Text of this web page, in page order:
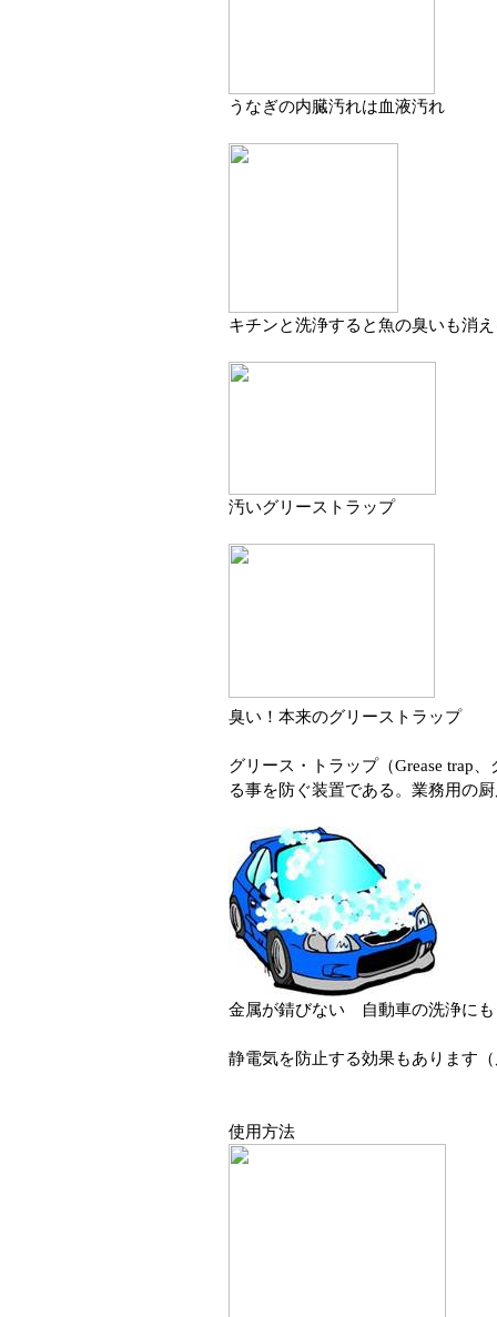
うなぎの内臓汚れは血液汚れ
キチンと洗浄すると魚の臭いも消
汚いグリーストラップ
臭い！本来のグリーストラップ
グリース・トラップ（Grease trap
る事を防ぐ装置である。業務用の
金属が錆びない 自動車の洗浄にも
静電気を防止する効果もあります
使用方法